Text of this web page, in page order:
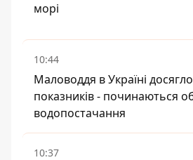
морі
10:44
Маловоддя в Україні
показників - починаються
водопостачання
10:37